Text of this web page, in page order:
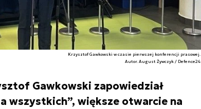
Krzysztof Gawkowski w czasie pierwszej konferencji prasowej.
Autor. August Żywczyk / Defence24
Gawkowski zapowiedział
wszystkich”, większe otwarcie na